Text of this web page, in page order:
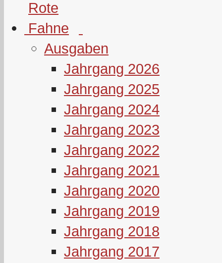
Ausgaben
Jahrgang 2026
Jahrgang 2025
Jahrgang 2024
Jahrgang 2023
Jahrgang 2022
Jahrgang 2021
Jahrgang 2020
Jahrgang 2019
Jahrgang 2018
Jahrgang 2017